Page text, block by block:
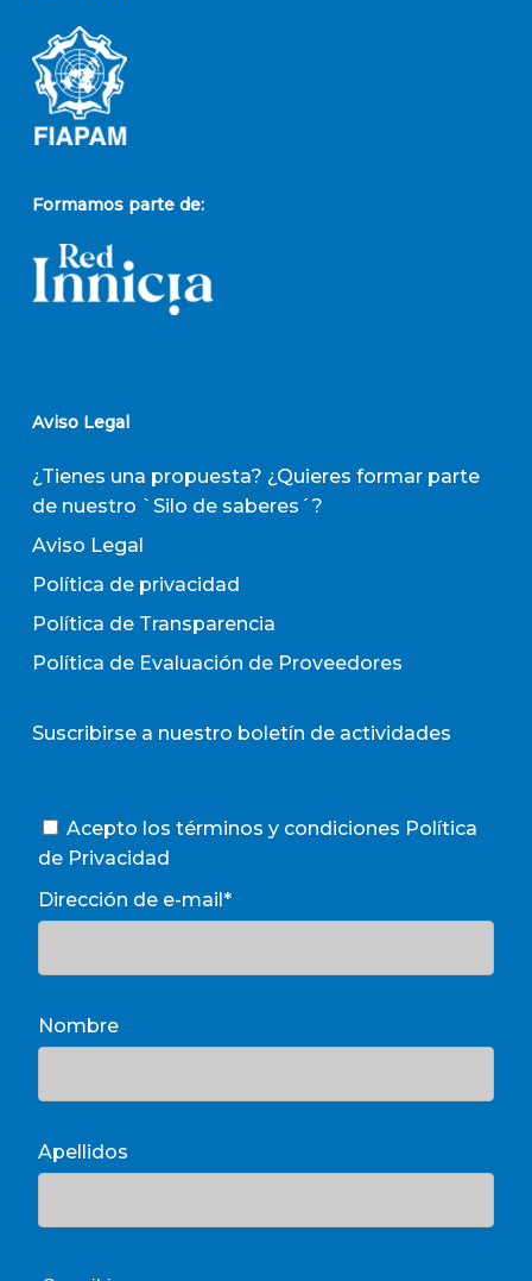
Formamos parte de:
Aviso Legal
¿Tienes una propuesta? ¿Quieres formar parte
de nuestro `Silo de saberes´?
Aviso Legal
Política de privacidad
Política de Transparencia
Política de Evaluación de Proveedores
Suscribirse a nuestro boletín de actividades
Acepto los términos y condiciones Política
de Privacidad
Dirección de e-mail*
Nombre
Apellidos